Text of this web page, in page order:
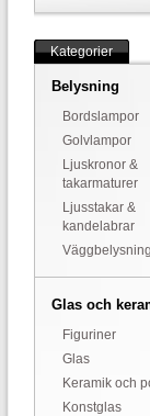
Kategorier
Belysning
Bordslampor
Golvlampor
Ljuskronor &
takarmaturer
Ljusstakar &
kandelabrar
Väggbelysning
Glas och
Figuriner
Glas
Keramik och
Konstglas